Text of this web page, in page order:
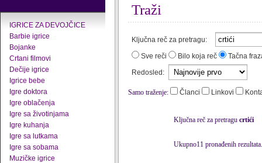
IGRICE ZA DEVOJČICE
Barbie igrice
Bojanke
Crtani filmovi
Dečije igrice
Igrice bebe
Igre doktora
Igre oblačenja
Igre sa životinjama
Igre kuhanja
Igre sa lutkama
Igre sa sobama
Muzičke igrice
Traži
Ključna reč za pretragu:
Sve reči
Bilo koja reč
Tačna
Redosled:
Samo traženje: Članci Linkovi
Ključna reč za pretragu crtići
Ukupno11 pronađenih rezultata.